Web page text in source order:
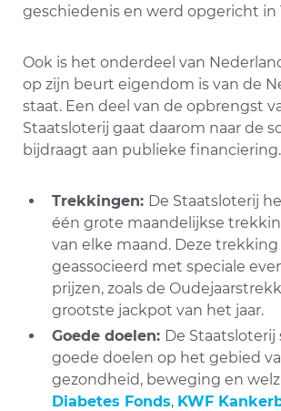
geschiedenis en werd opgericht in
Ook is het onderdeel van
op zijn beurt eigendom is van de
staat. Een deel van de opbrengst
Staatsloterij gaat daarom naar de
bijdraagt aan publieke financiering.
Trekkingen: De Staatsloterij
één grote maandelijkse
van elke maand. Deze
geassocieerd met speciale
prijzen, zoals de
grootste jackpot van het jaar.
Goede doelen: De Staatsloterij
goede doelen op het gebied
gezondheid, beweging en
Diabetes Fonds, KWF